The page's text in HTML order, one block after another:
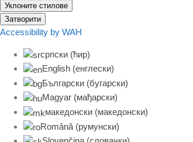
Уклоните стилове
Затворити
Accessibility by WAH
српски (ћир)
English (енглески)
Български (бугарски)
Magyar (мађарски)
македонски (македонски)
Română (румунски)